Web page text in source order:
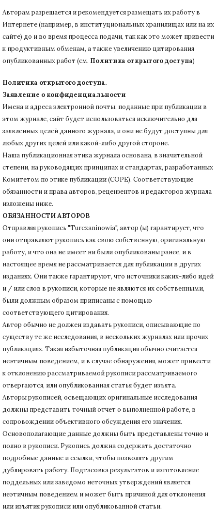
Авторам разрешается и рекомендуется размещать их работу в
Интернете (например, в институциональных хранилищах или на их
сайте) до и во время процесса подачи, так как это может привести
к продуктивным обменам, а также увеличению цитирования
опубликованных работ (см. Политика открытого доступа)
Политика открытого доступа.
Заявление о конфиденциальности
Имена и адреса электронной почты, поданные при публикации в
этом журнале, сайт будет использоваться исключительно для
заявленных целей данного журнала, и они не будут доступны для
любых других целей или какой-либо другой стороне.
Наша публикационная этика журнала основана, в значительной
степени, на руководящих принципах и стандартах, разработанных
Комитетом по этике публикации (COPE). Соответствующие
обязанности и права авторов, рецензентов и редакторов журнала
изложены ниже.
ОБЯЗАННОСТИ АВТОРОВ
Отправляя рукопись "Turczaninowia", автор (ы) гарантирует, что
они отправляют рукопись как свою собственную, оригинальную
работу, и что она не имеет ни были опубликованы ранее, и в
настоящее время не рассматривается для публикации в других
изданиях. Они также гарантируют, что источники каких-либо идей
и / или слов в рукописи, которые не являются их собственными,
были должным образом приписаны с помощью
соответствующего цитирования.
Автор обычно не должен издавать рукописи, описывающие по
существу те же исследования, в нескольких журналах или прочих
публикациях. Такая избыточная публикация обычно считается
неэтичным поведением, и в случае обнаружения, может привести
к отклонению рассматриваемой рукописи рассматриваемого
отвергаются, или опубликованная статья будет изъята.
Авторы рукописей, освещающих оригинальные исследования
должны представить точный отчет о выполненной работе, в
сопровождении объективного обсуждения его значения.
Основополагающие данные должны быть представлены точно и
полно в рукописи. Рукопись должна содержать достаточно
подробные данные и ссылки, чтобы позволять другим
дублировать работу. Подтасовка результатов и изготовление
поддельных или заведомо неточных утверждений является
неэтичным поведением и может быть причиной для отклонения
или изъятия рукописи или опубликованной статьи.